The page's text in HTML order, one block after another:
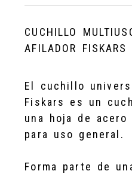
CUCHILLO
AFILADOR FISKARS
El cuchillo
Fiskars es un
una hoja de
para uso general.
Forma parte de